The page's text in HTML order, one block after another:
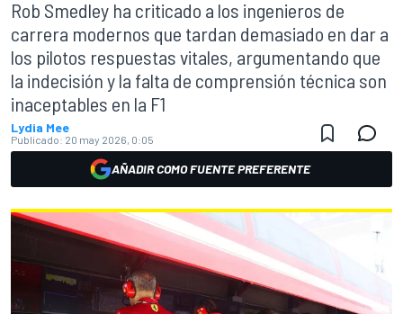
Rob Smedley ha criticado a los ingenieros de
carrera modernos que tardan demasiado en dar a
los pilotos respuestas vitales, argumentando que
la indecisión y la falta de comprensión técnica son
inaceptables en la F1
Lydia Mee
Publicado: 20 may 2026, 0:05
AÑADIR COMO FUENTE PREFERENTE